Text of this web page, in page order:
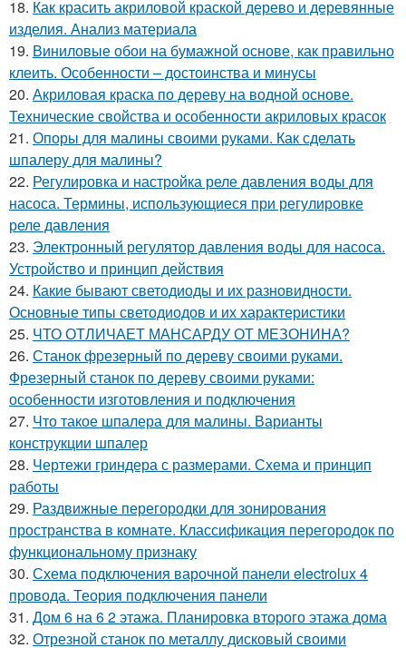
18. Как красить акриловой краской дерево и деревянные
изделия. Анализ материала
19. Виниловые обои на бумажной основе, как правильно
клеить. Особенности – достоинства и минусы
20. Акриловая краска по дереву на водной основе.
Технические свойства и особенности акриловых красок
21. Опоры для малины своими руками. Как сделать
шпалеру для малины?
22. Регулировка и настройка реле давления воды для
насоса. Термины, использующиеся при регулировке
реле давления
23. Электронный регулятор давления воды для насоса.
Устройство и принцип действия
24. Какие бывают светодиоды и их разновидности.
Основные типы светодиодов и их характеристики
25. ЧТО ОТЛИЧАЕТ МАНСАРДУ ОТ МЕЗОНИНА?
26. Станок фрезерный по дереву своими руками.
Фрезерный станок по дереву своими руками:
особенности изготовления и подключения
27. Что такое шпалера для малины. Варианты
конструкции шпалер
28. Чертежи гриндера с размерами. Схема и принцип
работы
29. Раздвижные перегородки для зонирования
пространства в комнате. Классификация перегородок по
функциональному признаку
30. Схема подключения варочной панели electrolux 4
провода. Теория подключения панели
31. Дом 6 на 6 2 этажа. Планировка второго этажа дома
32. Отрезной станок по металлу дисковый своими